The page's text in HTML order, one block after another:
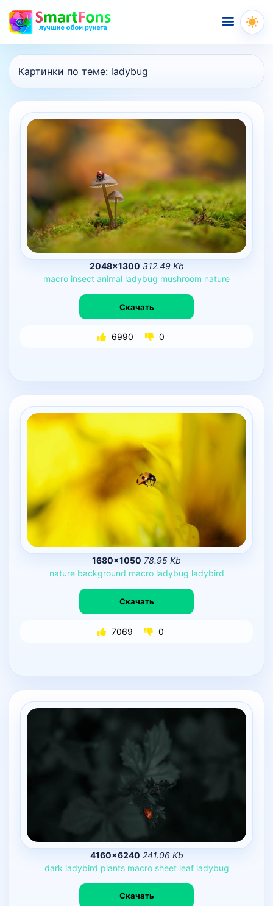
Меню
Картинки по теме: ladybug
2048×1300 312.49 Kb
macro insect animal ladybug mushroom nature
Скачать
6990 0
1680×1050 78.95 Kb
nature background macro ladybug ladybird
Скачать
7069 0
4160×6240 241.06 Kb
dark ladybird plants macro sheet leaf ladybug
Скачать